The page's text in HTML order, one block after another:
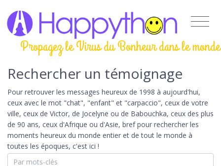
Propagez le Virus du Bonheur dans le monde
Rechercher un témoignage
Pour retrouver les messages heureux de 1998 à aujourd'hui,
ceux avec le mot "chat", "enfant" et "carpaccio", ceux de votre
ville, ceux de Victor, de Jocelyne ou de Babouchka, ceux des plus
de 90 ans, ceux d'Afrique ou d'Asie, bref pour rechercher les
moments heureux du monde entier et de tout le monde à
toutes les époques, c'est ici !